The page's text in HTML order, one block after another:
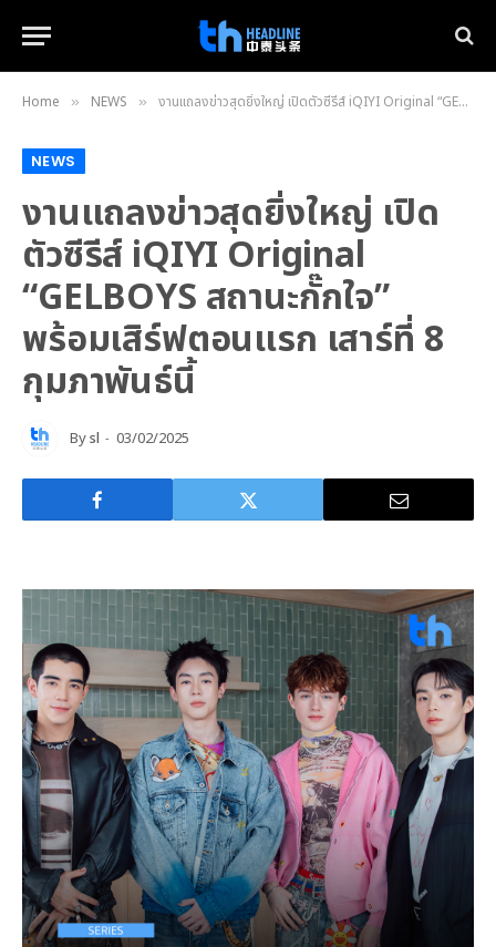
Home » NEWS » งานแถลงข่าวสุดยิ่งใหญ่ เปิดตัวซีรีส์ iQIYI Original “GELBOYS สถานะกั๊กใจ” พร้อมเสิร์ฟตอนแรก เสาร์ที่ 8 กุมภาพันธ์นี้
NEWS
งานแถลงข่าวสุดยิ่งใหญ่ เปิด
ตัวซีรีส์ iQIYI Original
“GELBOYS สถานะกั๊กใจ”
พร้อมเสิร์ฟตอนแรก เสาร์ที่ 8
กุมภาพันธ์นี้
Bysl 03/02/2025